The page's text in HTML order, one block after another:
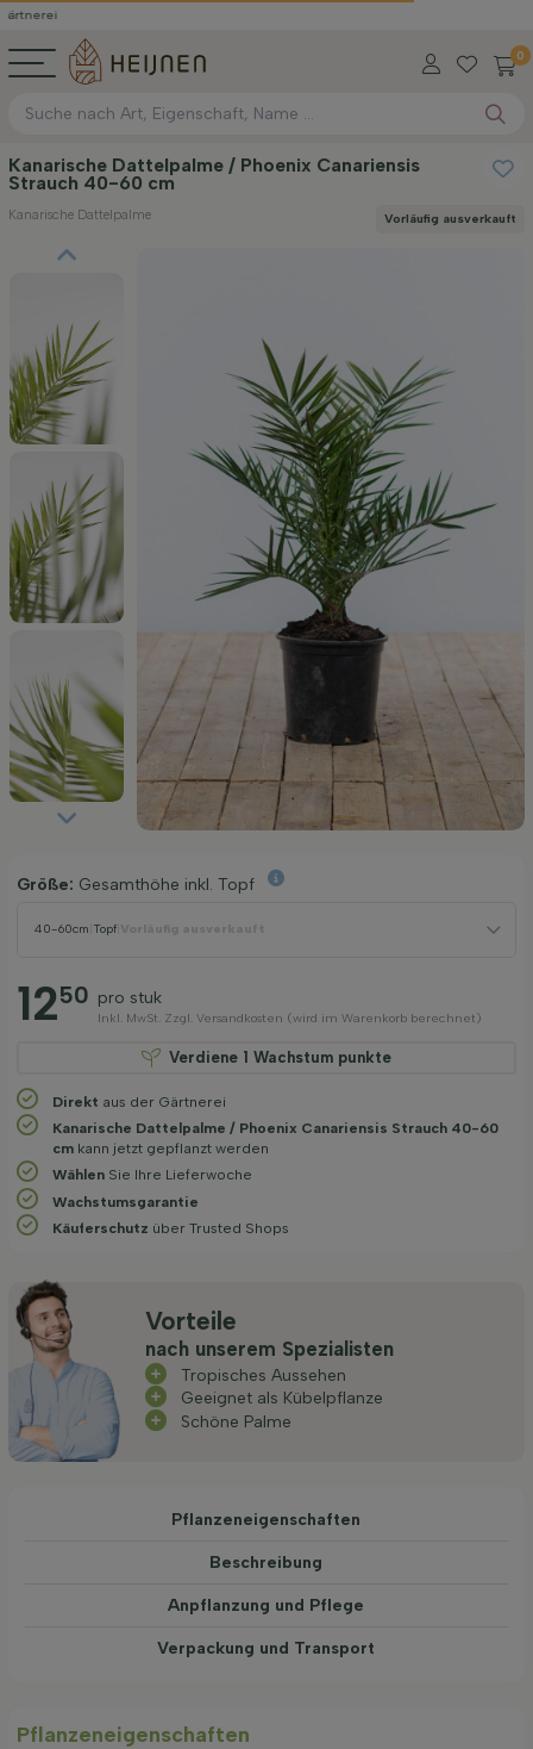
0
Kanarische Dattelpalme / Phoenix Canariensis
Strauch 40-60 cm
Kanarische Dattelpalme Vorläufig ausverkauft
Größe: Gesamthöhe inkl. Topf
40-60cm Topf
1250 pro stuk
Inkl. MwSt. Zzgl. Versandkosten (wird im Warenkorb berechnet)
Verdiene 1 Wachstum punkte
Direkt aus der Gärtnerei
Kanarische Dattelpalme / Phoenix Canariensis Strauch 40-60
cm kann jetzt gepflanzt werden
Wählen Sie Ihre Lieferwoche
Wachstums­garantie
Käuferschutz über Trusted Shops
Vorteile
nach unserem Spezialisten
Tropisches Aussehen
Geeignet als Kübelpflanze
Schöne Palme
Pflanzeneigenschaften
Beschreibung
Anpflanzung und Pflege
Verpackung und Transport
Pflanzeneigenschaften